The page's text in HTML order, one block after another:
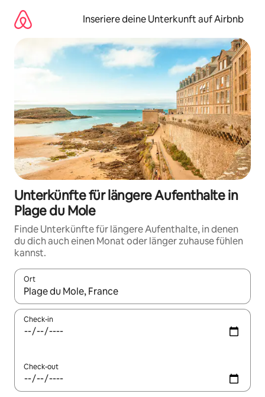
Inhalten
springen
Inseriere deine Unterkunft auf Airbnb
Unterkünfte für längere Aufenthalte in
Plage du Mole
Finde Unterkünfte für längere Aufenthalte, in denen
du dich auch einen Monat oder länger zuhause fühlen
kannst.
Ort
Wenn Ergebnisse verfügbar sind, navigiere mit den
Check-in
Check-out